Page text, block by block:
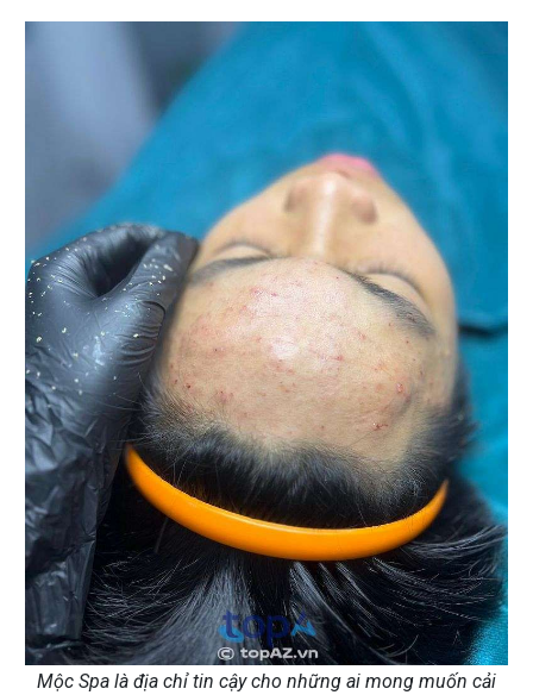
Mộc Spa là địa chỉ tin cậy cho những ai mong muốn cải